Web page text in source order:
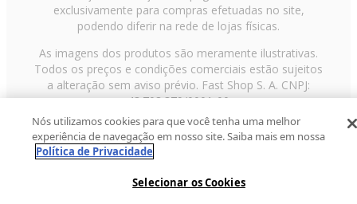
exclusivamente para compras efetuadas no site,
podendo diferir na rede de lojas físicas.
As imagens dos produtos são meramente ilustrativas.
Todos os preços e condições comerciais estão sujeitos
a alteração sem aviso prévio. Fast Shop S. A. CNPJ:
43.708.379/0001-00
Avenida Zaki Narchi, nº 1650, sobreloja, Carandiru, São
Paulo/SP, CEP 02029-001, Telefone: 11 3003-3728 ©
2013 Fast Shop - Todos os direitos reservados
Nós utilizamos cookies para que você tenha uma melhor
experiência de navegação em nosso site. Saiba mais em nossa
Política de Privacidade
Selecionar os Cookies